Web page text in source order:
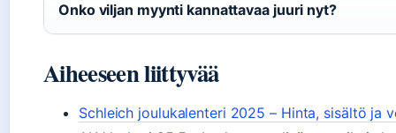
Onko viljan myynti kannattavaa juuri nyt?
Aiheeseen liittyvää
Schleich joulukalenteri 2025 – Hinta, sisältö ja